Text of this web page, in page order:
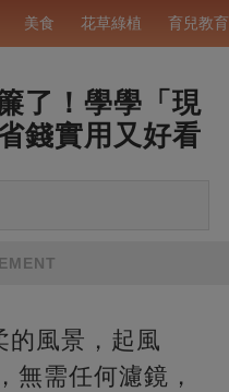
美食 花草綠植 育兒教育
了！學學「現
錢實用又好看
的風景，起風
無需任何濾鏡，